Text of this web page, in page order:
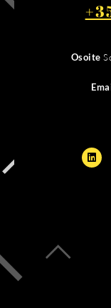
Osoite